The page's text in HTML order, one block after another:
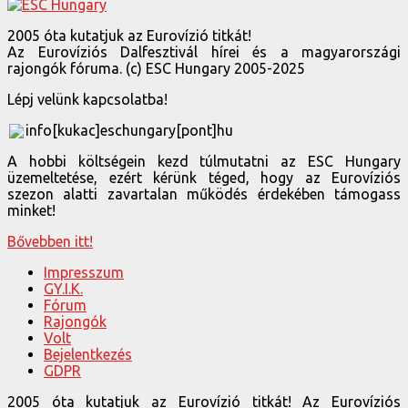
A hobbi költségein kezd túlmutatni az ESC Hungary
üzemeltetése, ezért kérünk téged, hogy az Eurovíziós
szezon alatti zavartalan működés érdekében támogass
minket!
Bővebben itt!
Impresszum
GY.I.K.
Fórum
Rajongók
Volt
Bejelentkezés
GDPR
2005 óta kutatjuk az Eurovízió titkát! Az Eurovíziós
Dalfesztivál hírei és a magyarországi rajongók fóruma. (c)
ESC Hungary 2005-2025
Ugrás